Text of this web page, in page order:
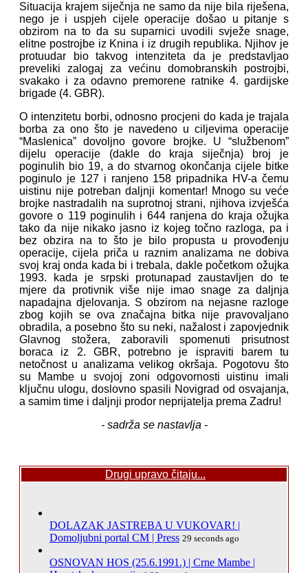
Situacija krajem siječnja ne samo da nije bila riješena,
nego je i uspjeh cijele operacije došao u pitanje s
obzirom na to da su suparnici uvodili svježe snage,
elitne postrojbe iz Knina i iz drugih republika. Njihov je
protuudar bio takvog intenziteta da je predstavljao
preveliki zalogaj za većinu domobranskih postrojbi,
svakako i za odavno premorene ratnike 4. gardijske
brigade (4. GBR).
O intenzitetu borbi, odnosno procjeni do kada je trajala
borba za ono što je navedeno u ciljevima operacije
“Maslenica” dovoljno govore brojke. U “službenom”
dijelu operacije (dakle do kraja siječnja) broj je
poginulih bio 19, a do stvarnog okončanja cijele bitke
poginulo je 127 i ranjeno 158 pripadnika HV-a čemu
uistinu nije potreban daljnji komentar! Mnogo su veće
brojke nastradalih na suprotnoj strani, njihova izvješća
govore o 119 poginulih i 644 ranjena do kraja ožujka
tako da nije nikako jasno iz kojeg točno razloga, pa i
bez obzira na to što je bilo propusta u provođenju
operacije, cijela priča u raznim analizama ne dobiva
svoj kraj onda kada bi i trebala, dakle početkom ožujka
1993. kada je srpski protunapad zaustavljen do te
mjere da protivnik više nije imao snage za daljnja
napadajna djelovanja. S obzirom na nejasne razloge
zbog kojih se ova značajna bitka nije pravovaljano
obradila, a posebno što su neki, nažalost i zapovjednik
Glavnog stožera, zaboravili spomenuti prisutnost
boraca iz 2. GBR, potrebno je ispraviti barem tu
netočnost u analizama velikog okršaja. Pogotovu što
su Mambe u svojoj zoni odgovornosti uistinu imali
ključnu ulogu, doslovno spasili Novigrad od osvajanja,
a samim time i daljnji prodor neprijatelja prema Zadru!
- sadrža se nastavlja -
Drugi upravo čitaju...
DOLAZAK JASTREBA U VUKOVAR! |
Domoljubni portal CM | Press 29 seconds ago
OSNOVAN HOS (25.6.1991.) | Crne Mambe |